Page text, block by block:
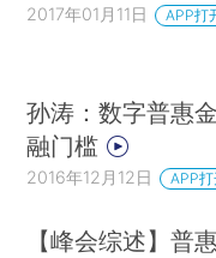
2017年01月11日 APP打
孙涛：数字普惠
融门槛
2016年12月12日 APP
【峰会综述】普